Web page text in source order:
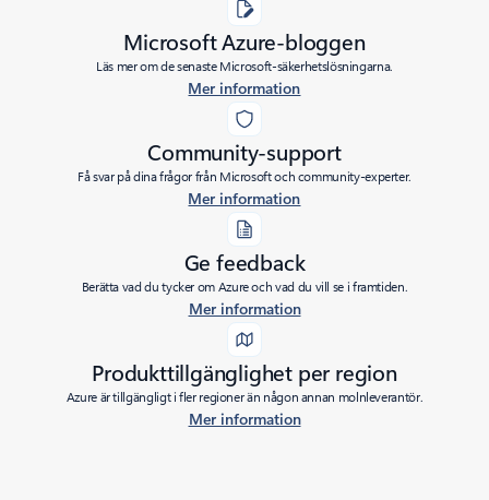
Microsoft Azure-bloggen
Läs mer om de senaste Microsoft-säkerhetslösningarna.
Mer information
Community-support
Få svar på dina frågor från Microsoft och community-experter.
Mer information
Ge feedback
Berätta vad du tycker om Azure och vad du vill se i framtiden.
Mer information
Produkttillgänglighet per region
Azure är tillgängligt i fler regioner än någon annan molnleverantör.
Mer information